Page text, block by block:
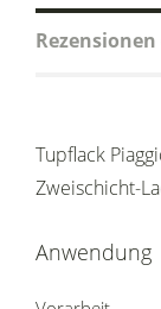
Rezensionen
Tupflack
Zweischicht-
Anwendung